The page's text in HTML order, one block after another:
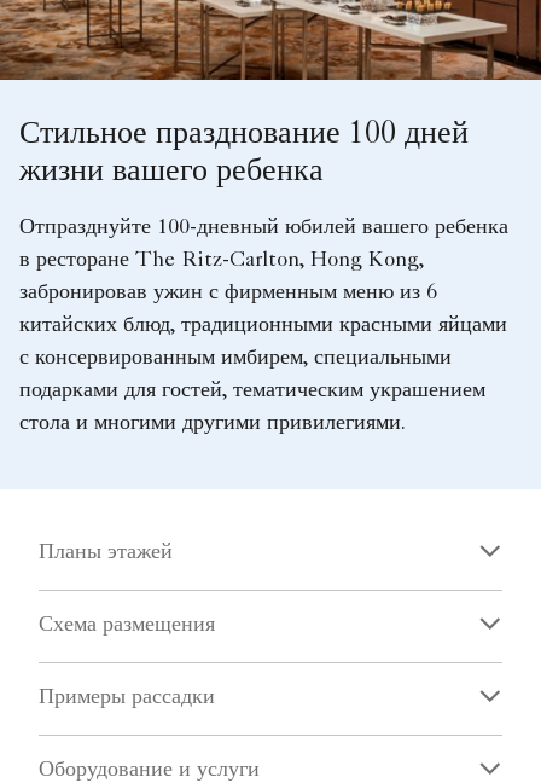
Стильное празднование 100 дней
жизни вашего ребенка
Отпразднуйте 100-дневный юбилей вашего ребенка
в ресторане The Ritz-Carlton, Hong Kong,
забронировав ужин с фирменным меню из 6
китайских блюд, традиционными красными яйцами
с консервированным имбирем, специальными
подарками для гостей, тематическим украшением
стола и многими другими привилегиями.
Планы этажей
Схема размещения
Примеры рассадки
Оборудование и услуги